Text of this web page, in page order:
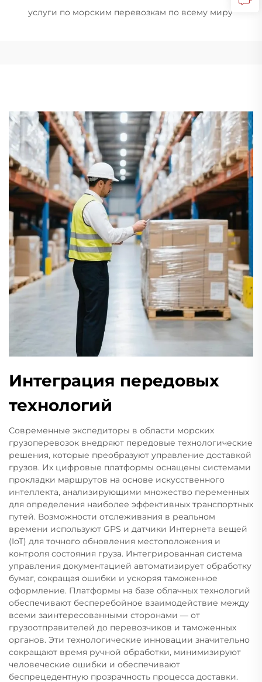
услуги по морским перевозкам по всему миру
Интеграция передовых
технологий
Современные экспедиторы в области морских
грузоперевозок внедряют передовые технологические
решения, которые преобразуют управление доставкой
грузов. Их цифровые платформы оснащены системами
прокладки маршрутов на основе искусственного
интеллекта, анализирующими множество переменных
для определения наиболее эффективных транспортных
путей. Возможности отслеживания в реальном
времени используют GPS и датчики Интернета вещей
(IoT) для точного обновления местоположения и
контроля состояния груза. Интегрированная система
управления документацией автоматизирует обработку
бумаг, сокращая ошибки и ускоряя таможенное
оформление. Платформы на базе облачных технологий
обеспечивают бесперебойное взаимодействие между
всеми заинтересованными сторонами — от
грузоотправителей до перевозчиков и таможенных
органов. Эти технологические инновации значительно
сокращают время ручной обработки, минимизируют
человеческие ошибки и обеспечивают
беспрецедентную прозрачность процесса доставки.